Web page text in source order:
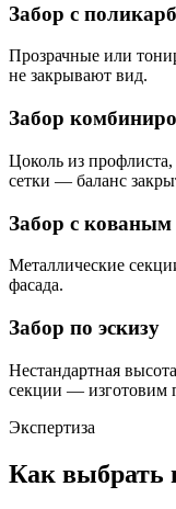
Забор с
Прозрачные или
не закрывают вид.
Забор
Цоколь из профлиста,
сетки — баланс
Забор с кованым
Металлические
фасада.
Забор по эскизу
Нестандартная
секции — изготовим
Экспертиза
Как выбрать